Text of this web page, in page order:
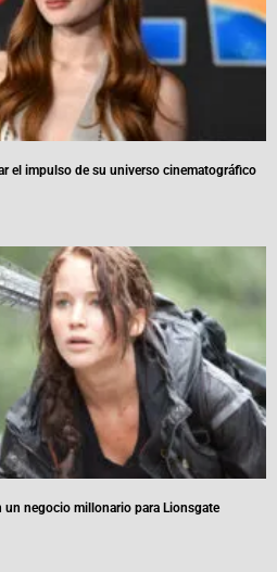
el impulso de su universo cinematográfico
negocio millonario para Lionsgate